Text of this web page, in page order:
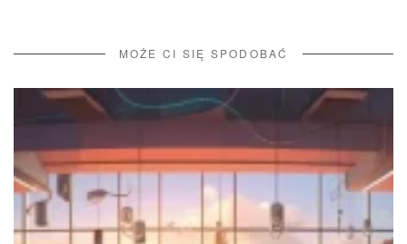
MOŻE CI SIĘ SPODOBAĆ